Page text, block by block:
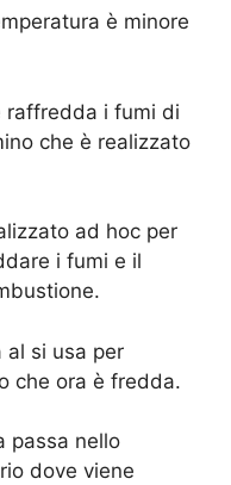
è minore
raffredda i fumi di
che è realizzato
ad hoc per
i fumi e il
al si usa per
che ora è fredda.
passa nello
dove viene